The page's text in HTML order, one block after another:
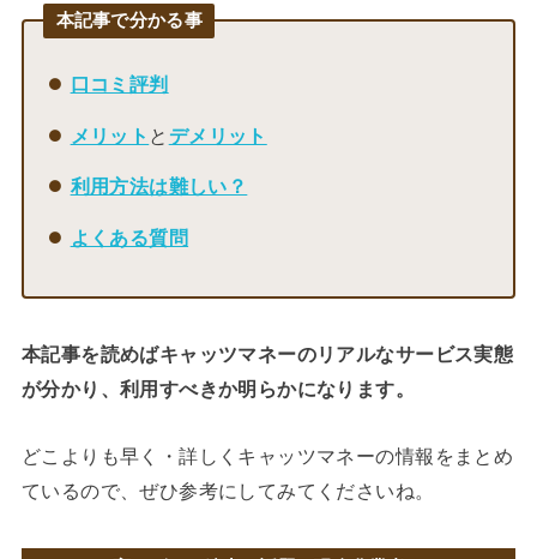
本記事で分かる事
口コミ評判
メリット と デメリット
利用方法は難しい？
よくある質問
本記事を読めばキャッツマネーのリアルなサービス実態
が分かり、利用すべきか明らかになります。
どこよりも早く・詳しくキャッツマネーの情報をまとめ
ているので、ぜひ参考にしてみてくださいね。